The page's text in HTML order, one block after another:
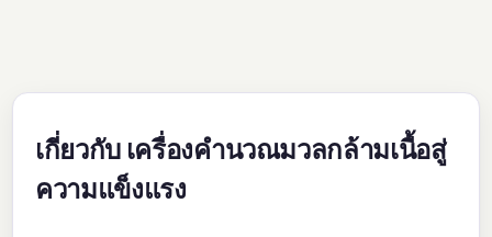
เกี่ยวกับ เครื่องคำนวณมวลกล้ามเนื้อสู่
ความแข็งแรง